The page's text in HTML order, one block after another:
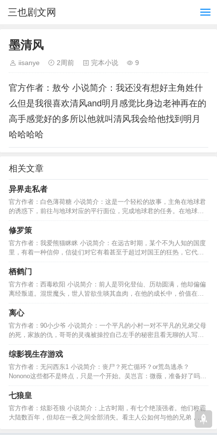
三也剧文网
墨清风
iisanye 2周前 完本小说 9
官方作者：敖兮 小说简介：我还没有想好主角姓什
么但是我很喜欢清风and明月感觉比身边老神再在的
高手感觉好的多所以他就叫清风我会给他找到明月
哈哈哈哈
相关文章
异界走私者
官方作者：白色薄荷糖 小说简介：这是一个轻松的故事，主角在地球君
的诱惑下，前往与地球对应的平行面位，完成地球君的任务。在地球君
的帮助下，玩转异界。…
修罗策
官方作者：我爱熊猫眯眯 小说简介：在远古时期，某个不为人知的国度
里，有着一种信仰，信徒们对它有着甚至于超过对国王的狂热，它代表
着力量、与邪恶。。。…
栖鹤门
官方作者：西毒欧阳 小说简介：前人是羽化登仙、历劫圆满，他却偏偏
离经叛道。混世魔头，世人皆欲生啖其血肉，在他的成长中，价值在一
步步崩塌，永无善终。…
离心
官方作者：90小少爷 小说简介：一个平凡的小村一对不平凡的兄弟父母
的死，家族的仇，哥哥的灵魂被操控自己左手的秘密且看无聊的人写不
无聊的故事，请支持我…
综影视生存游戏
官方作者：无问西东1 小说简介：丧尸？死亡循环？or荒岛逃杀？
Nonono这些都不是终点，只是一个开始。吴岂言：微薇，准备好了吗？
魏微薇，微微一笑：当然！…
七狼皇
官方作者：炫影苍狼 小说简介：上古时期，有七个绝顶强者。他们称霸
大陆数百年，但却在一夜之间全部消失。看主人公如何与他的兄弟，再